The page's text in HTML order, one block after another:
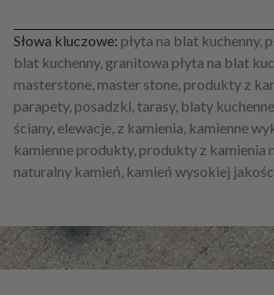
Słowa kluczowe: płyta na blat kuchenny,
blat kuchenny, granitowa płyta na blat
masterstone, master stone, produkty z
parapety, posadzki, tarasy, blaty
ściany, elewacje, z kamienia, kamienne
kamienne produkty, produkty z kamienia
naturalny kamień, kamień wysokiej